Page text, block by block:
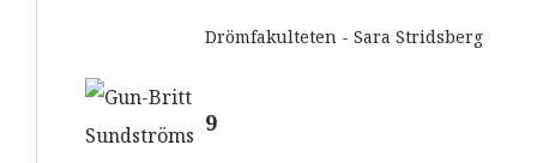
Drömfakulteten - Sara Stridsberg
9